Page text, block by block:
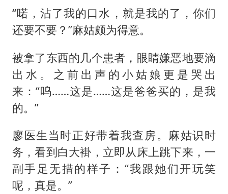
“喏，沾了我的口水，就是我的了，你们
还要不要？”麻姑颇为得意。
被拿了东西的几个患者，眼睛嫌恶地要滴
出水。之前出声的小姑娘更是哭出
来：“呜……这是……这是爸爸买的，是我
的。”
廖医生当时正好带着我查房。麻姑识时
务，看到白大褂，立即从床上跳下来，一
副手足无措的样子：“我跟她们开玩笑
呢，真是。”